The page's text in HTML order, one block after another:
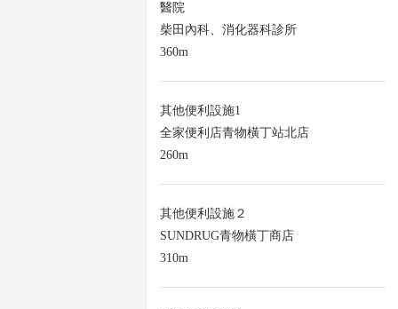
醫院
柴田內科、消化器科診所
360m
其他便利設施1
全家便利店青物橫丁站北店
260m
其他便利設施２
SUNDRUG青物橫丁商店
310m